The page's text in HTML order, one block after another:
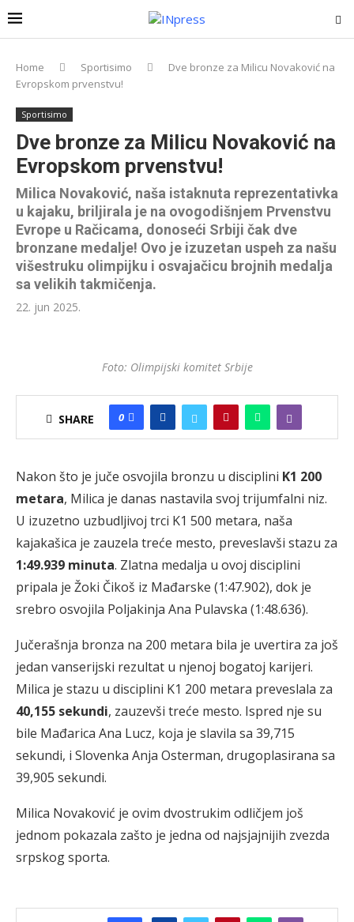
Home Sportisimo
Dve bronze za Milicu Novaković na
Evropskom prvenstvu!
Sportisimo
Dve bronze za Milicu Novaković na
Evropskom prvenstvu!
Milica Novaković, naša istaknuta reprezentativka
u kajaku, briljirala je na ovogodišnjem Prvenstvu
Evrope u Račicama, donoseći Srbiji čak dve
bronzane medalje! Ovo je izuzetan uspeh za našu
višestruku olimpijku i osvajačicu brojnih medalja
sa velikih takmičenja.
22. jun 2025.
Foto: Olimpijski komitet Srbije
SHARE 0
Nakon što je juče osvojila bronzu u disciplini K1 200
metara, Milica je danas nastavila svoj trijumfalni niz.
U izuzetno uzbudljivoj trci K1 500 metara, naša
kajakašica je zauzela treće mesto, preveslavši stazu za
1:49.939 minuta. Zlatna medalja u ovoj disciplini
pripala je Žoki Čikoš iz Mađarske (1:47.902), dok je
srebro osvojila Poljakinja Ana Pulavska (1:48.636).
Jučerašnja bronza na 200 metara bila je uvertira za još
jedan vanserijski rezultat u njenoj bogatoj karijeri.
Milica je stazu u disciplini K1 200 metara preveslala za
40,155 sekundi, zauzevši treće mesto. Ispred nje su
bile Mađarica Ana Lucz, koja je slavila sa 39,715
sekundi, i Slovenka Anja Osterman, drugoplasirana sa
39,905 sekundi.
Milica Novaković je ovim dvostrukim odličjem još
jednom pokazala zašto je jedna od najsjajnijih zvezda
srpskog sporta.